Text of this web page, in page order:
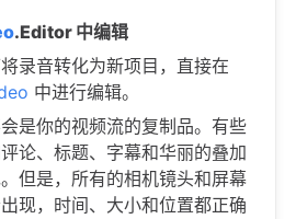
.Editor 中编辑
录音转化为新项目，直接在
中进行编辑。
是你的视频流的复制品。有些
论、标题、字幕和华丽的叠加
但是，所有的相机镜头和屏幕
现，时间、大小和位置都正确